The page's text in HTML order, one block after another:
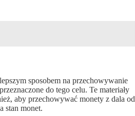
sposobem na przechowywanie
do tego celu. Te materiały
aby przechowywać monety z dala od
stan monet.